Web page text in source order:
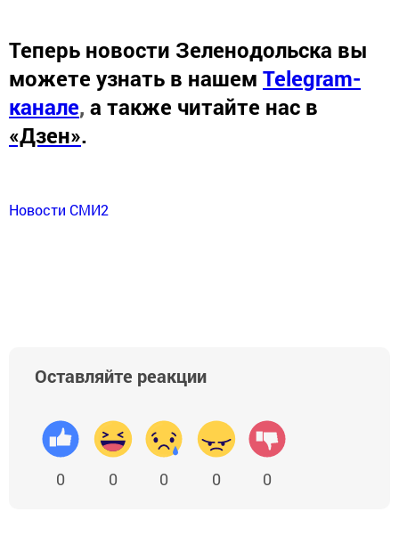
Теперь новости Зеленодольска вы
можете узнать в нашем Telegram-
канале, а также читайте нас в
«Дзен».
Новости СМИ2
Оставляйте реакции
0 0 0 0 0